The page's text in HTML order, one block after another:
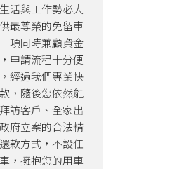
活與工作勢必大
最尊榮的免留車
項同時兼顧資金
申請流程十分便
經過我們專業快
，隨後您依然能
訪客戶、全家出
府立案的合法精
款方式，不設任
，擁抱您的用車